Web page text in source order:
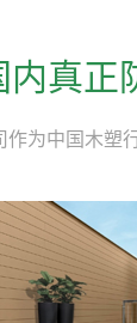
内真正
为中国木塑